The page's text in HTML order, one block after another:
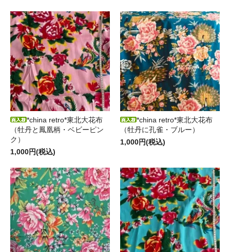
*china retro*東北大花布
（牡丹と鳳凰柄・ベビーピン
ク）
1,000円(税込)
*china retro*東北大花布
（牡丹に孔雀・ブルー）
1,000円(税込)